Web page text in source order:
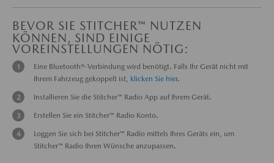
BEVOR SIE STITCHER™ NUTZEN
KÖNNEN, SIND EINIGE
VOREINSTELLUNGEN NÖTIG:
Eine Bluetooth®-Verbindung wird benötigt. Falls Ihr Gerät nicht mit
Ihrem Fahrzeug gekoppelt ist, klicken Sie hier.
Installieren Sie die Stitcher™ Radio App auf Ihrem Gerät.
Erstellen Sie ein Stitcher™ Radio Konto.
Loggen Sie sich bei Stitcher™ Radio mittels Ihres Geräts ein, um
Stitcher™ Radio Ihren Wünsche anzupassen.